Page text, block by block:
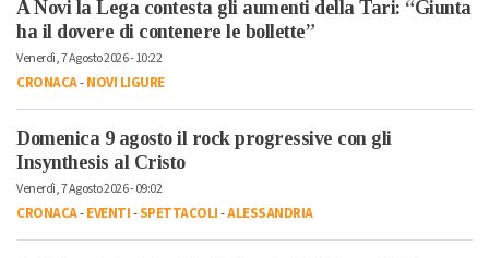
A Novi la Lega contesta gli aumenti della Tari: “Giunta
ha il dovere di contenere le bollette”
Venerdì, 7 Agosto 2026 - 10:22
CRONACA-NOVI LIGURE
Domenica 9 agosto il rock progressive con gli
Insynthesis al Cristo
Venerdì, 7 Agosto 2026 - 09:02
CRONACA-EVENTI-SPETTACOLI-ALESSANDRIA